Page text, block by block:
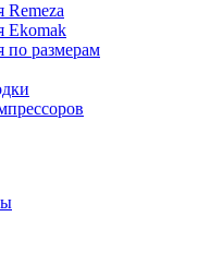
Remeza
Ekomak
по размерам